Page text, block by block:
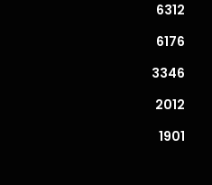
6312
6176
3346
2012
1901